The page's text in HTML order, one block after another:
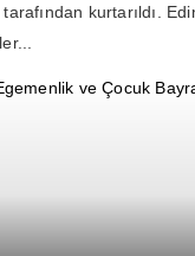
kurtarıldı.